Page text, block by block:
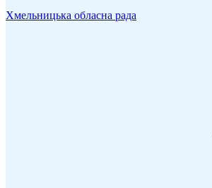
Хмельницька обласна рада